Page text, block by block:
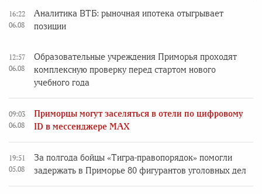
16:22
06.08
Аналитика ВТБ: рыночная ипотека отыгрывает
позиции
12:57
06.08
Образовательные учреждения Приморья проходят
комплексную проверку перед стартом нового
учебного года
09:03
06.08
Приморцы могут заселяться в отели по цифровому
ID в мессенджере MAX
19:51
05.08
За полгода бойцы «Тигра-правопорядок» помогли
задержать в Приморье 80 фигурантов уголовных дел